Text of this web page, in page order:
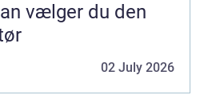
02 July 2026